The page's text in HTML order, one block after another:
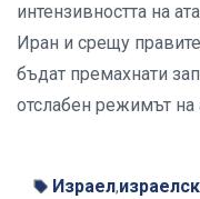
интензивността на
Иран и срещу
бъдат премахнати
отслабен режимът на
Израел,